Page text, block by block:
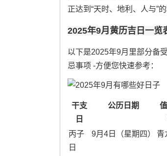
正达到“天时、地利、人与”的
2025年9月黄历吉日一览
以下是2025年9月里部分备
忌事项 -方便您快速参考：
干支
日
公历日期
丙子
日
9月4日（星期四） 青